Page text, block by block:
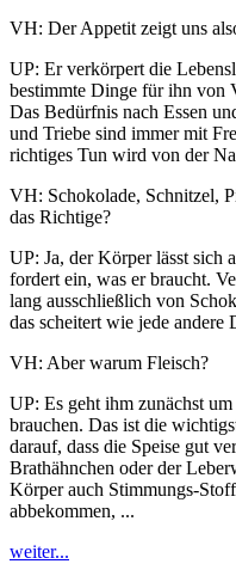
VH: Der Appetit zeigt uns
UP: Er verkörpert die
bestimmte Dinge für ihn von
Das Bedürfnis nach Essen
und Triebe sind immer mit
richtiges Tun wird von der
VH: Schokolade, Schnitzel,
das Richtige?
UP: Ja, der Körper lässt sich
fordert ein, was er braucht.
lang ausschließlich von
das scheitert wie jede andere
VH: Aber warum Fleisch?
UP: Es geht ihm zunächst
brauchen. Das ist die
darauf, dass die Speise gut
Brathähnchen oder der
Körper auch Stimmungs-
abbekommen, ...
weiter...